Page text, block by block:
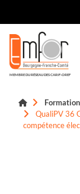
MEMBRE DU RÉSEAU DES CARIF-OREF
Formation
QualiPV 36
compétence
Panneau de